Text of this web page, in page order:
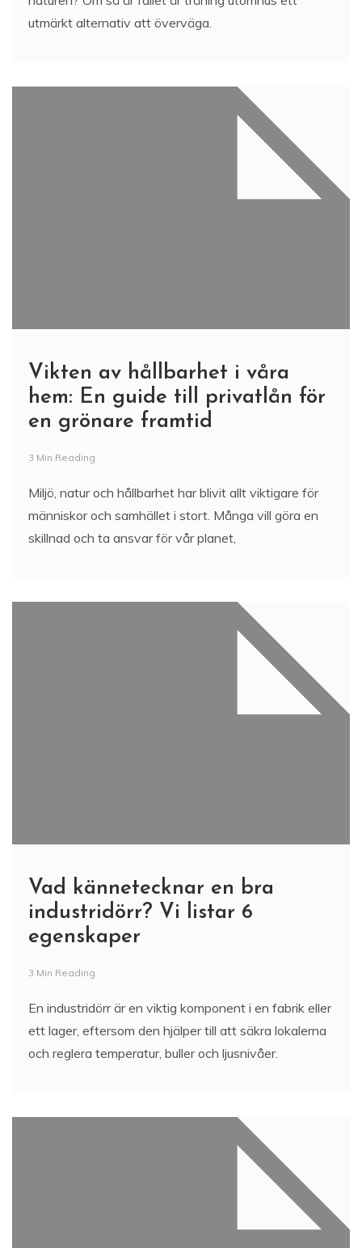
utmärkt alternativ att överväga.
Vikten av hållbarhet i våra
hem: En guide till privatlån för
en grönare framtid
3 Min Reading
Miljö, natur och hållbarhet har blivit allt viktigare för
människor och samhället i stort. Många vill göra en
skillnad och ta ansvar för vår planet,
Vad kännetecknar en bra
industridörr? Vi listar 6
egenskaper
3 Min Reading
En industridörr är en viktig komponent i en fabrik eller
ett lager, eftersom den hjälper till att säkra lokalerna
och reglera temperatur, buller och ljusnivåer.